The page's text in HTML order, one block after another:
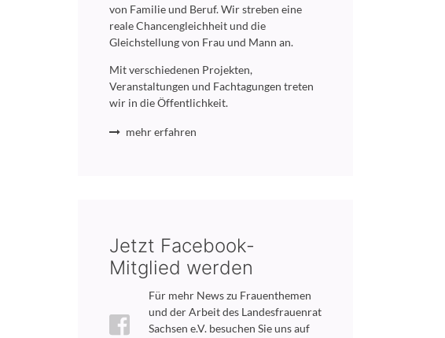
von Familie und Beruf. Wir streben eine
reale Chancengleichheit und die
Gleichstellung von Frau und Mann an.
Mit verschiedenen Projekten,
Veranstaltungen und Fachtagungen treten
wir in die Öffentlichkeit.
mehr erfahren
Jetzt Facebook-
Mitglied werden
Für mehr News zu Frauenthemen
und der Arbeit des Landesfrauenrat
Sachsen e.V. besuchen Sie uns auf